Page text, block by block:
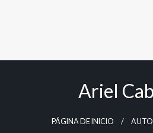
Ariel
PÁGINA DE INICIO